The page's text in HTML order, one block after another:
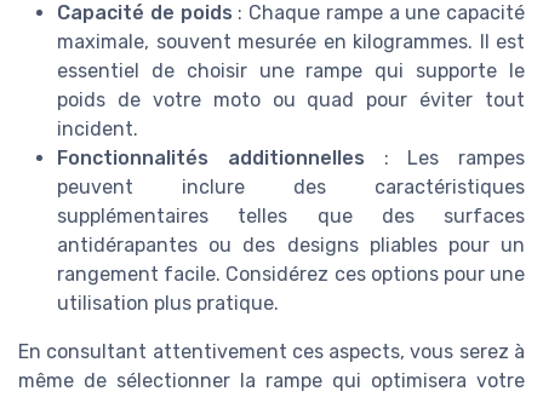
Capacité de poids : Chaque rampe a une capacité
maximale, souvent mesurée en kilogrammes. Il est
essentiel de choisir une rampe qui supporte le
poids de votre moto ou quad pour éviter tout
incident.
Fonctionnalités additionnelles : Les rampes
peuvent inclure des caractéristiques
supplémentaires telles que des surfaces
antidérapantes ou des designs pliables pour un
rangement facile. Considérez ces options pour une
utilisation plus pratique.
En consultant attentivement ces aspects, vous serez à
même de sélectionner la rampe qui optimisera votre